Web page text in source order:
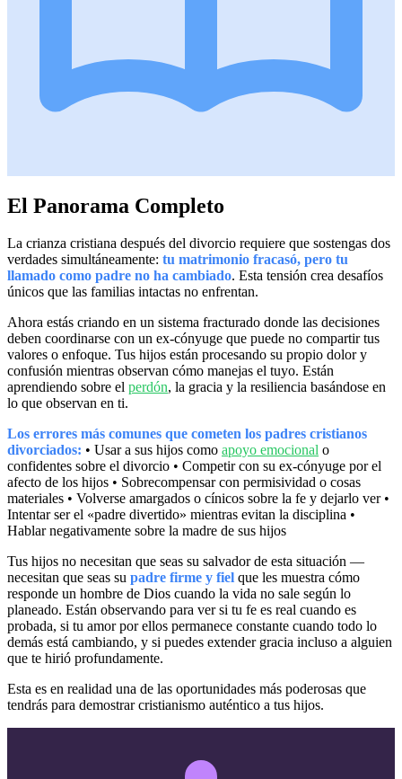
El Panorama Completo
La crianza cristiana después del divorcio requiere que sostengas dos
verdades simultáneamente: tu matrimonio fracasó, pero tu
llamado como padre no ha cambiado. Esta tensión crea desafíos
únicos que las familias intactas no enfrentan.
Ahora estás criando en un sistema fracturado donde las decisiones
deben coordinarse con un ex-cónyuge que puede no compartir tus
valores o enfoque. Tus hijos están procesando su propio dolor y
confusión mientras observan cómo manejas el tuyo. Están
aprendiendo sobre el perdón, la gracia y la resiliencia basándose en
lo que observan en ti.
Los errores más comunes que cometen los padres cristianos
divorciados: • Usar a sus hijos como apoyo emocional o
confidentes sobre el divorcio • Competir con su ex-cónyuge por el
afecto de los hijos • Sobrecompensar con permisividad o cosas
materiales • Volverse amargados o cínicos sobre la fe y dejarlo ver •
Intentar ser el «padre divertido» mientras evitan la disciplina •
Hablar negativamente sobre la madre de sus hijos
Tus hijos no necesitan que seas su salvador de esta situación —
necesitan que seas su padre firme y fiel que les muestra cómo
responde un hombre de Dios cuando la vida no sale según lo
planeado. Están observando para ver si tu fe es real cuando es
probada, si tu amor por ellos permanece constante cuando todo lo
demás está cambiando, y si puedes extender gracia incluso a alguien
que te hirió profundamente.
Esta es en realidad una de las oportunidades más poderosas que
tendrás para demostrar cristianismo auténtico a tus hijos.